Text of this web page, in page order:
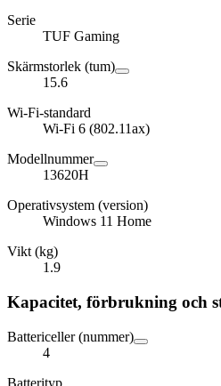
Serie
TUF Gaming
Skärmstorlek (tum)
15.6
Wi-Fi-standard
Wi-Fi 6 (802.11ax)
Modellnummer
13620H
Operativsystem (version)
Windows 11 Home
Vikt (kg)
1.9
Kapacitet, förbrukning och
Battericeller (nummer)
4
Batterityp